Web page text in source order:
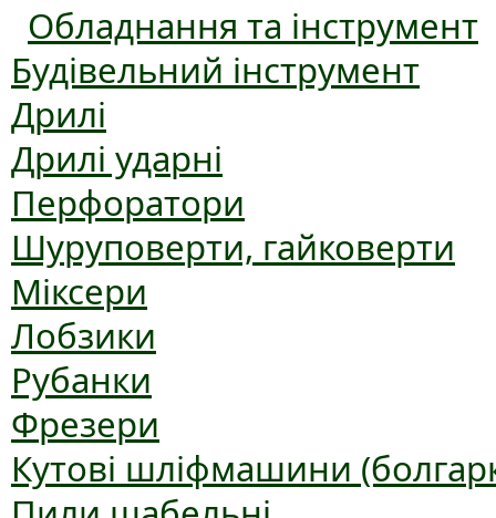
Обладнання та інструмент
Будівельний інструмент
Дрилі
Дрилі ударні
Перфоратори
Шуруповерти, гайковерти
Міксери
Лобзики
Рубанки
Фрезери
Кутові шліфмашини